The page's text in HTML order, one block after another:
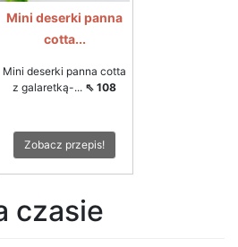
Mini deserki panna
cotta...
Mini deserki panna cotta
z galaretką-... ⇖ 108
Zobacz przepis!
czasie